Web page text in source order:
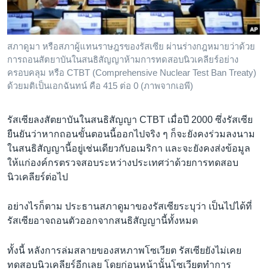
สภาดูมา หรือสภาผู้แทนราษฎรของรัสเซีย ผ่านร่างกฎหมายว่าด้วย
การถอนสัตยาบันในสนธิสัญญาห้ามการทดสอบนิวเคลียร์อย่าง
ครอบคลุม หรือ CTBT (Comprehensive Nuclear Test Ban Treaty)
ด้วยมติเป็นเอกฉันทน์ คือ 415 ต่อ 0 (ภาพจากเอพี)
รัสเซียลงสัตยาบันในสนธิสัญญา CTBT เมื่อปี 2000 ซึ่งรัสเซีย
ยืนยันว่าหากถอนขั้นตอนนี้ออกไปจริง ๆ ก็จะยังคงร่วมลงนาม
ในสนธิสัญญานี้อยู่เช่นเดียวกับอเมริกา และจะยังคงส่งข้อมูล
ให้แก่องค์กรตรวจสอบระหว่างประเทศว่าด้วยการทดสอบ
นิวเคลียร์ต่อไป
อย่างไรก็ตาม ประธานสภาดูมาของรัสเซียระบุว่า เป็นไปได้ที่
รัสเซียอาจถอนตัวออกจากสนธิสัญญานี้ทั้งหมด
ทั้งนี้ หลังการล่มสลายของสหภาพโซเวียต รัสเซียยังไม่เคย
ทดสอบนิวเคลียร์อีกเลย โดยก่อนหน้านั้นโซเวียตทำการ